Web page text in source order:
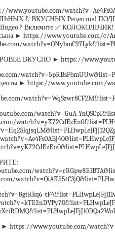
& ВКУСНЫХ Рецептов!
? Включите ✅ КОЛОКОЛЬЧИК!
► https://www.youtube.com/c/
► https://
► https://www.youtube.com/
watch?v=GuA-
www.youtube.com/